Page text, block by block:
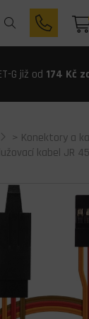
G již od 174 Kč
> Konektory a
kabel JR